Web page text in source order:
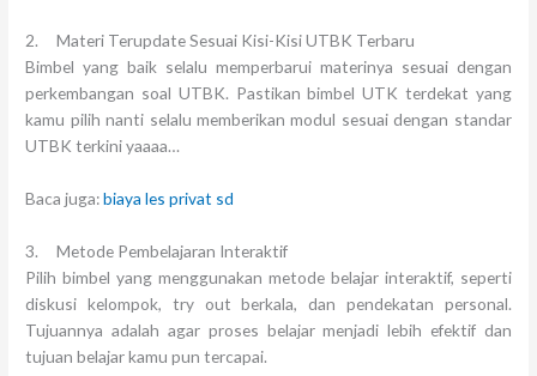
2. Materi Terupdate Sesuai Kisi-Kisi UTBK Terbaru
Bimbel yang baik selalu memperbarui materinya sesuai dengan
perkembangan soal UTBK. Pastikan bimbel UTK terdekat yang
kamu pilih nanti selalu memberikan modul sesuai dengan standar
UTBK terkini yaaaa…
Baca juga:biaya les privat sd
3. Metode Pembelajaran Interaktif
Pilih bimbel yang menggunakan metode belajar interaktif, seperti
diskusi kelompok, try out berkala, dan pendekatan personal.
Tujuannya adalah agar proses belajar menjadi lebih efektif dan
tujuan belajar kamu pun tercapai.